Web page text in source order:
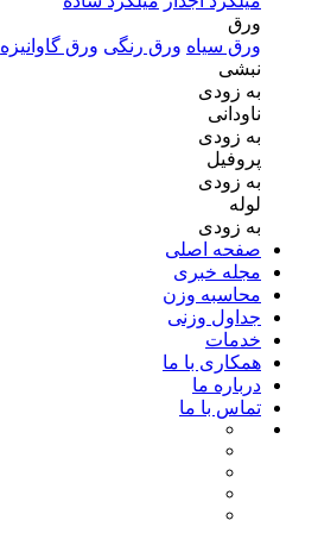
ورق
ورق سیاه ورق رنگی ورق گاوانیزه
نبشی
به زودی
ناودانی
به زودی
پروفیل
به زودی
لوله
به زودی
صفحه اصلی
مجله خبری
محاسبه وزن
جداول وزنی
خدمات
همکاری با ما
درباره ما
تماس با ما